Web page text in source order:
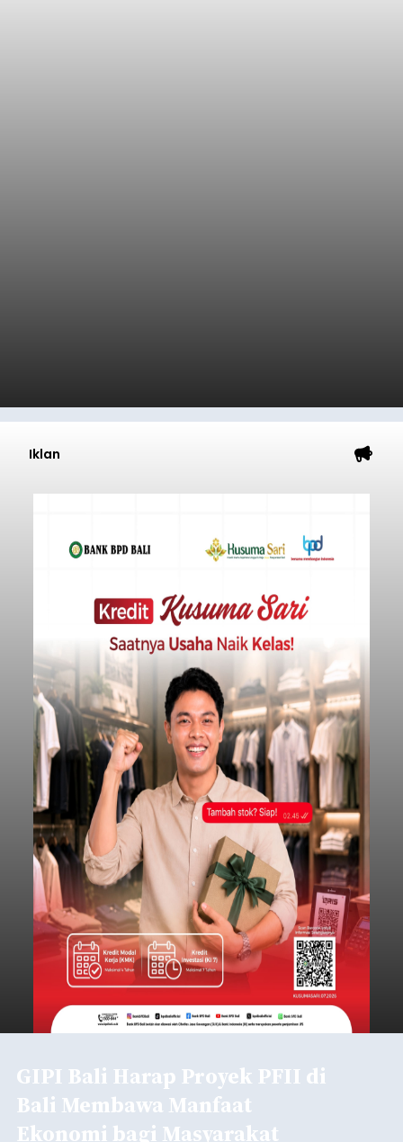
Iklan
GIPI Bali Harap Proyek PFII di
Bali Membawa Manfaat
Ekonomi bagi Masyarakat